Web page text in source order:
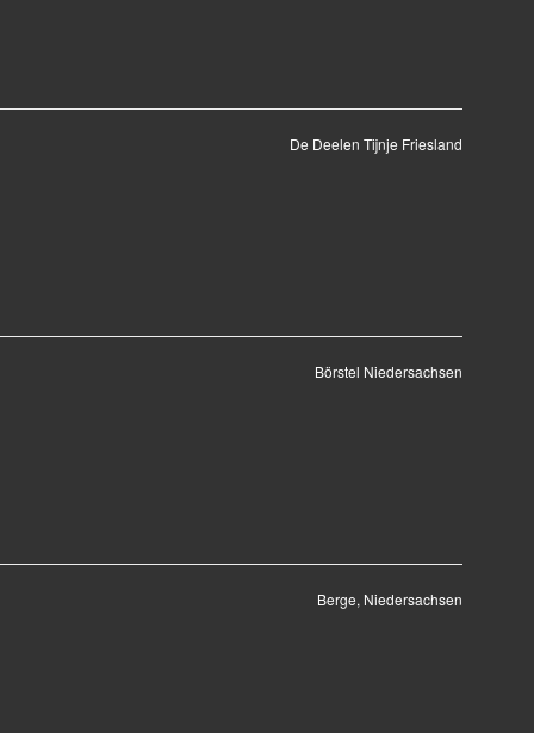
De Deelen Tijnje Friesland
Börstel Niedersachsen
Berge, Niedersachsen